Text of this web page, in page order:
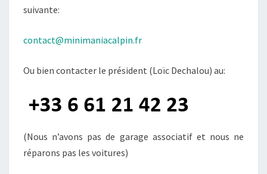
suivante:
contact@minimaniacalpin.fr
Ou bien contacter le président (Loïc Dechalou) au:
(Nous n’avons pas de garage associatif et nous ne
réparons pas les voitures)